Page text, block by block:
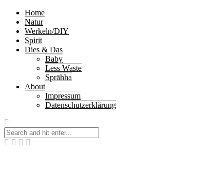
Home
Natur
Werkeln/DIY
Spirit
Dies & Das
Baby
Less Waste
Sprāhha
About
Impressum
Datenschutzerklärung